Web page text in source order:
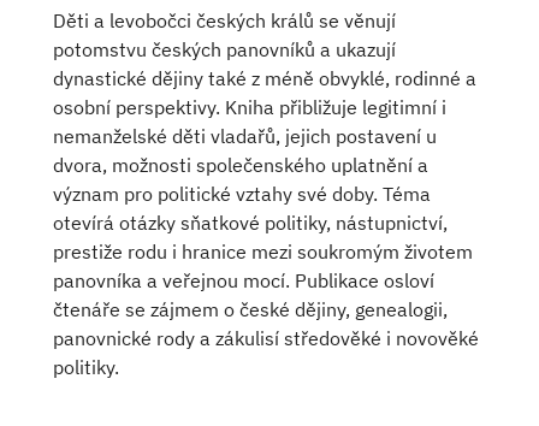
Děti a levobočci českých králů se věnují
potomstvu českých panovníků a ukazují
dynastické dějiny také z méně obvyklé, rodinné a
osobní perspektivy. Kniha přibližuje legitimní i
nemanželské děti vladařů, jejich postavení u
dvora, možnosti společenského uplatnění a
význam pro politické vztahy své doby. Téma
otevírá otázky sňatkové politiky, nástupnictví,
prestiže rodu i hranice mezi soukromým životem
panovníka a veřejnou mocí. Publikace osloví
čtenáře se zájmem o české dějiny, genealogii,
panovnické rody a zákulisí středověké i novověké
politiky.